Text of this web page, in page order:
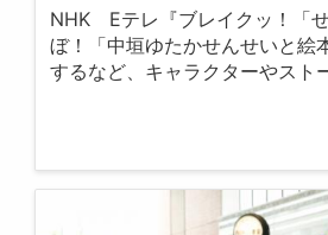
NHK Eテレ『ブレイクッ！「
ぼ！「中垣ゆたかせんせいと絵
するなど、キャラクターやスト